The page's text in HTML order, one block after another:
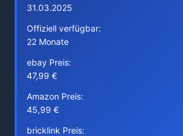
31.03.2025
Offiziell verfügbar:
22 Monate
ebay Preis:
47,99 €
Amazon Preis:
45,99 €
bricklink Preis: